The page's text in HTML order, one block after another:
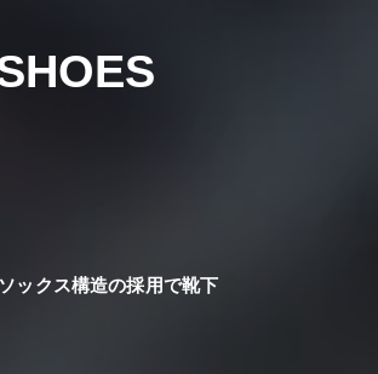
ックス構造の採用で靴下